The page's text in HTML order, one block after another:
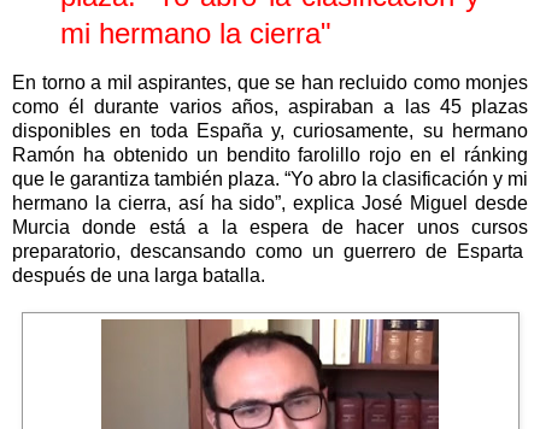
mi hermano la cierra"
En torno a mil aspirantes, que se han recluido como monjes
como él durante varios años, aspiraban a las 45 plazas
disponibles en toda España y, curiosamente, su hermano
Ramón ha obtenido un bendito farolillo rojo en el ránking
que le garantiza también plaza. “Yo abro la clasificación y mi
hermano la cierra, así ha sido”, explica José Miguel desde
Murcia donde está a la espera de hacer unos cursos
preparatorio, descansando como un guerrero de Esparta
después de una larga batalla.